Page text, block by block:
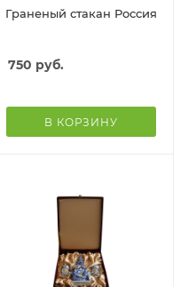
Граненый стакан Россия
750 руб.
В КОРЗИНУ